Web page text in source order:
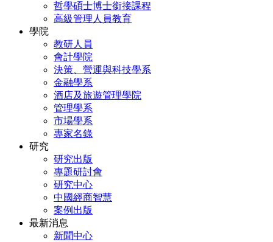
哲學碩士博士銜接課程
高級管理人員教育
學院
教研人員
會計學院
決策、營運與科技學系
金融學系
酒店及旅遊管理學院
管理學系
市場學系
專家名錄
研究
研究出版
專題研討會
研究中心
中國經商智慧
案例出版
最新消息
新聞中心